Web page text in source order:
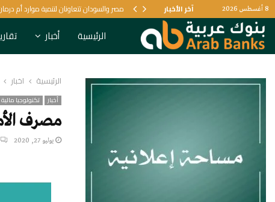
8 أغسطس 2026 آخر الأخبار مصر والسودان تتعاونان لتنمية موارد أم
الرئيسية أخبار
الرئيسية أخبار
أخبار تكنولوجيا مالية
مصرف
يوليو 27, 2020